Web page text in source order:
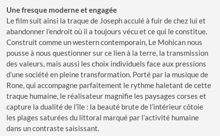
Une fresque moderne et engagée
Le film suit ainsi la traque de Joseph acculé à fuir de chez lui et
abandonner l’endroit où il a toujours vécu et ce qui le constitue.
Construit comme un western contemporain, Le Mohican nous
pousse à nous questionner sur ce lien à la terre, la transmission
des valeurs, mais aussi les choix individuels face aux pressions
d’une société en pleine transformation. Porté par la musique de
Rone, qui accompagne parfaitement le rythme haletant de cette
traque humaine, le réalisateur magnifie les paysages corses et
capture la dualité de l’île : la beauté brute de l’intérieur côtoie
les plages saturées du littoral marqué par l’activité humaine
dans un contraste saisissant.